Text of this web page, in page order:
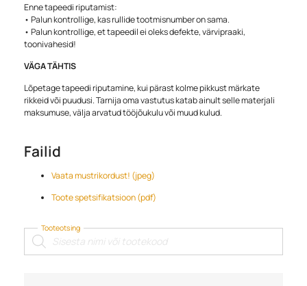
Tooteotsing
Products
search
Enne tapeedi riputamist:
• Palun kontrollige, kas rullide tootmisnumber on sama.
• Palun kontrollige, et tapeedil ei oleks defekte, värvipraaki,
toonivahesid!
VÄGA TÄHTIS
Lõpetage tapeedi riputamine, kui pärast kolme pikkust märkate
rikkeid või puudusi. Tarnija oma vastutus katab ainult selle materjali
maksumuse, välja arvatud tööjõukulu või muud kulud.
Failid
Vaata mustrikordust! (jpeg)
Toote spetsifikatsioon (pdf)